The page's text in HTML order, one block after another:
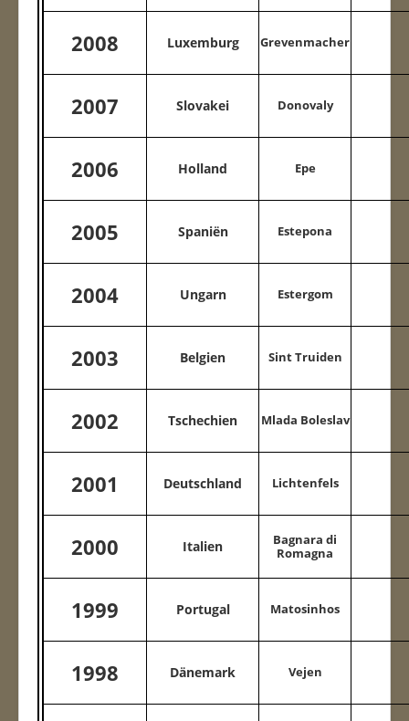
2008 Luxemburg Grevenmacher
2007 Slovakei Donovaly
2006 Holland Epe
2005 Spaniën Estepona
2004 Ungarn Estergom
2003 Belgien Sint Truiden
2002 Tschechien Mlada Boleslav
2001 Deutschland Lichtenfels
2000 Italien
Bagnara di
Romagna
1999 Portugal Matosinhos
1998 Dänemark Vejen